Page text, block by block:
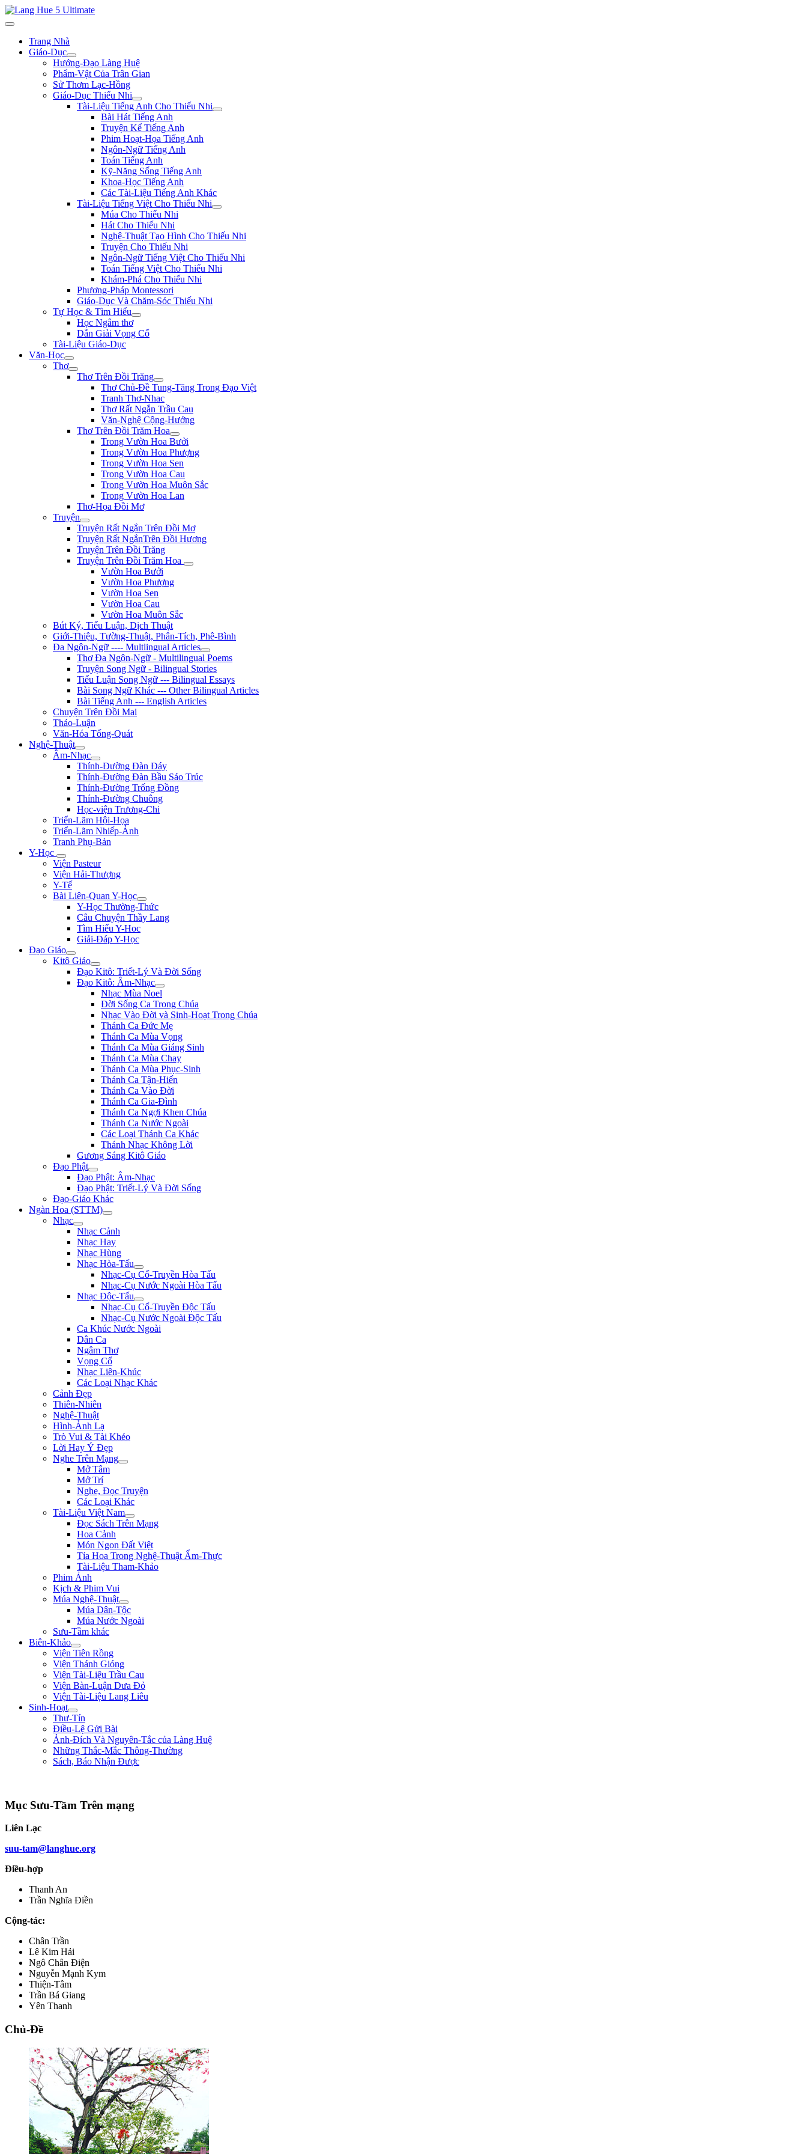
Trang Nhà
Giáo-Dục
Hướng-Đạo Làng Huệ
Phẩm-Vật Của Trân Gian
Sử Thơm Lạc-Hồng
Giáo-Dục Thiếu Nhi
Tài-Liệu Tiếng Anh Cho Thiếu Nhi
Bài Hát Tiếng Anh
Truyện Kể Tiếng Anh
Phim Hoạt-Họa Tiếng Anh
Ngôn-Ngữ Tiếng Anh
Toán Tiếng Anh
Kỹ-Năng Sống Tiếng Anh
Khoa-Học Tiếng Anh
Các Tài-Liệu Tiếng Anh Khác
Tài-Liệu Tiếng Việt Cho Thiếu Nhi
Múa Cho Thiếu Nhi
Hát Cho Thiếu Nhi
Nghệ-Thuật Tạo Hình Cho Thiếu Nhi
Truyện Cho Thiếu Nhi
Ngôn-Ngữ Tiếng Việt Cho Thiếu Nhi
Toán Tiếng Việt Cho Thiếu Nhi
Khám-Phá Cho Thiếu Nhi
Phương-Pháp Montessori
Giáo-Dục Và Chăm-Sóc Thiếu Nhi
Tự Học & Tìm Hiểu
Học Ngâm thơ
Dẫn Giải Vọng Cổ
Tài-Liệu Giáo-Dục
Văn-Học
Thơ
Thơ Trên Đồi Trăng
Thơ Chủ-Đề Tung-Tăng Trong Đạo Việt
Tranh Thơ-Nhac
Thơ Rất Ngắn Trầu Cau
Văn-Nghệ Cộng-Hưởng
Thơ Trên Đồi Trăm Hoa
Trong Vườn Hoa Bưởi
Trong Vườn Hoa Phượng
Trong Vườn Hoa Sen
Trong Vườn Hoa Cau
Trong Vườn Hoa Muôn Sắc
Trong Vườn Hoa Lan
Thơ-Họa Đồi Mơ
Truyện
Truyện Rất Ngắn Trên Đồi Mơ
Truyện Rất NgắnTrên Đồi Hương
Truyện Trên Đồi Trăng
Truyện Trên Đồi Trăm Hoa
Vườn Hoa Bưởi
Vườn Hoa Phượng
Vườn Hoa Sen
Vườn Hoa Cau
Vườn Hoa Muôn Sắc
Bút Ký, Tiểu Luận, Dịch Thuật
Giới-Thiệu, Tường-Thuật, Phân-Tích, Phê-Bình
Đa Ngôn-Ngữ ---- Multlingual Articles
Thơ Đa Ngôn-Ngữ - Multilingual Poems
Truyện Song Ngữ - Bilingual Stories
Tiểu Luận Song Ngữ --- Bilingual Essays
Bài Song Ngữ Khác --- Other Bilingual Articles
Bài Tiếng Anh --- English Articles
Chuyện Trên Đồi Mai
Thảo-Luận
Văn-Hóa Tổng-Quát
Nghệ-Thuật
Âm-Nhạc
Thính-Đường Đàn Đáy
Thính-Đường Đàn Bầu Sáo Trúc
Thính-Đường Trống Đồng
Thính-Đường Chuông
Học-viện Trương-Chi
Triển-Lãm Hội-Họa
Triển-Lãm Nhiếp-Ảnh
Tranh Phụ-Bản
Y-Học
Viện Pasteur
Viện Hải-Thượng
Y-Tế
Bài Liên-Quan Y-Học
Y-Học Thường-Thức
Câu Chuyện Thầy Lang
Tìm Hiểu Y-Hoc
Giải-Đáp Y-Học
Đạo Giáo
Kitô Giáo
Đạo Kitô: Triết-Lý Và Đời Sống
Đạo Kitô: Âm-Nhạc
Nhạc Mùa Noel
Đời Sống Ca Trong Chúa
Nhạc Vào Đời và Sinh-Hoạt Trong Chúa
Thánh Ca Đức Mẹ
Thánh Ca Mùa Vọng
Thánh Ca Mùa Giáng Sinh
Thánh Ca Mùa Chay
Thánh Ca Mùa Phục-Sinh
Thánh Ca Tận-Hiến
Thánh Ca Vào Đời
Thánh Ca Gia-Đình
Thánh Ca Ngợi Khen Chúa
Thánh Ca Nước Ngoài
Các Loại Thánh Ca Khác
Thánh Nhạc Không Lời
Gương Sáng Kitô Giáo
Đạo Phật
Đạo Phật: Âm-Nhạc
Đạo Phật: Triết-Lý Và Đời Sống
Đạo-Giáo Khác
Ngàn Hoa (STTM)
Nhạc
Nhạc Cảnh
Nhạc Hay
Nhạc Hùng
Nhạc Hòa-Tấu
Nhạc-Cụ Cổ-Truyền Hòa Tấu
Nhạc-Cụ Nước Ngoài Hòa Tấu
Nhạc Độc-Tấu
Nhạc-Cụ Cổ-Truyền Độc Tấu
Nhạc-Cụ Nước Ngoài Độc Tấu
Ca Khúc Nước Ngoài
Dân Ca
Ngâm Thơ
Vọng Cổ
Nhạc Liên-Khúc
Các Loại Nhạc Khác
Cảnh Đẹp
Thiên-Nhiên
Nghệ-Thuật
Hình-Ảnh Lạ
Trò Vui & Tài Khéo
Lời Hay Ý Đẹp
Nghe Trên Mạng
Mở Tâm
Mở Trí
Nghe, Đọc Truyện
Các Loại Khác
Tài-Liệu Việt Nam
Đọc Sách Trên Mạng
Hoa Cảnh
Món Ngon Đất Việt
Tỉa Hoa Trong Nghệ-Thuật Ẩm-Thực
Tài-Liệu Tham-Khảo
Phim Ảnh
Kịch & Phim Vui
Múa Nghệ-Thuật
Múa Dân-Tộc
Múa Nước Ngoài
Sưu-Tầm khác
Biên-Khảo
Viện Tiên Rồng
Viện Thánh Gióng
Viện Tài-Liệu Trầu Cau
Viện Bàn-Luận Dưa Đỏ
Viện Tài-Liệu Lang Liêu
Sinh-Hoạt
Thư-Tín
Điều-Lệ Gửi Bài
Ảnh-Đích Và Nguyên-Tắc của Làng Huệ
Những Thắc-Mắc Thông-Thường
Sách, Báo Nhận Được
Mục Sưu-Tầm Trên mạng
Liên Lạc
suu-tam@langhue.org
Điều-hợp
Thanh An
Trần Nghĩa Điền
Cộng-tác:
Chân Trần
Lê Kim Hải
Ngô Chân Điện
Nguyễn Mạnh Kym
Thiện-Tâm
Trần Bá Giang
Yên Thanh
Chủ-Đề